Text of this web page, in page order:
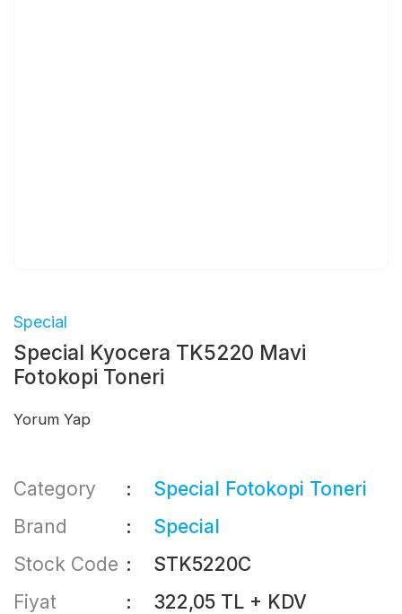
Special
Special Kyocera TK5220 Mavi
Fotokopi Toneri
Yorum Yap
Category
Special Fotokopi Toneri
Brand
Special
Stock Code
STK5220C
Fiyat
322,05 TL + KDV